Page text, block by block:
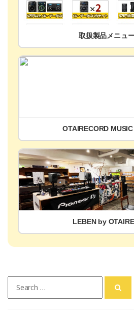
取扱製品メニュ
OTAIRECORD
LEBEN by
for: